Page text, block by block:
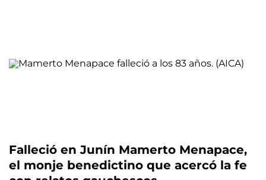
Falleció en Junín Mamerto Menapace,
el monje benedictino que acercó la fe